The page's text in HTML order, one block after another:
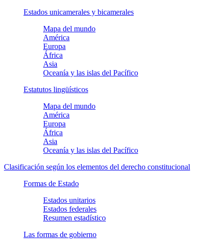
Estados unicamerales y bicamerales
Mapa del mundo
América
Europa
África
Asia
Oceanía y las islas del Pacífico
Estatutos lingüísticos
Mapa del mundo
América
Europa
África
Asia
Oceanía y las islas del Pacífico
Clasificación según los elementos del derecho constitucional
Formas de Estado
Estados unitarios
Estados federales
Resumen estadístico
Las formas de gobierno